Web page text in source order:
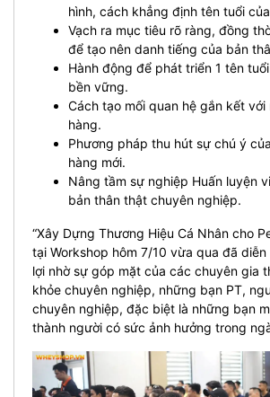
hình, cách khẳng định tên tuổi
Vạch ra mục tiêu rõ ràng, đồng
để tạo nên danh tiếng của bản
Hành động để phát triển 1 tên
bền vững.
Cách tạo mối quan hệ gắn kết với
hàng.
Phương pháp thu hút sự chú ý
hàng mới.
Nâng tầm sự nghiệp Huấn luyện
bản thân thật chuyên nghiệp.
“Xây Dựng Thương Hiệu Cá Nhân cho
tại Workshop hôm 7/10 vừa qua đã
lợi nhờ sự góp mặt của các chuyên gia
khỏe chuyên nghiệp, những bạn PT,
chuyên nghiệp, đặc biệt là những bạn
thành người có sức ảnh hưởng trong